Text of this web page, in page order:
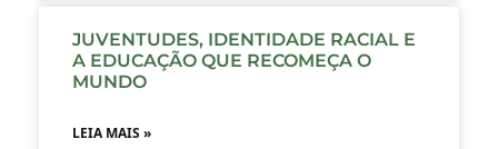
JUVENTUDES, IDENTIDADE RACIAL E
A EDUCAÇÃO QUE RECOMEÇA O
MUNDO
LEIA MAIS »